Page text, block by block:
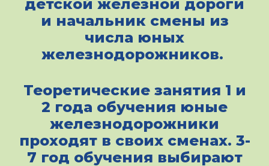
детской железной дороги
и начальник смены из
числа юных
железнодорожников.
Теоретические занятия 1 и
2 года обучения юные
железнодорожники
проходят в своих сменах. 3-
7 год обучения выбирают